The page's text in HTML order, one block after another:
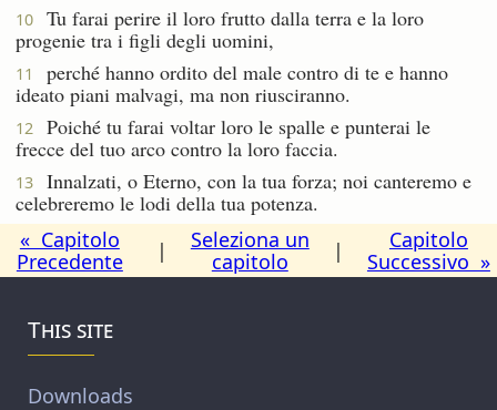
10
Tu farai perire il loro frutto dalla terra e la loro
progenie tra i figli degli uomini,
11
perché hanno ordito del male contro di te e hanno
ideato piani malvagi, ma non riusciranno.
12
Poiché tu farai voltar loro le spalle e punterai le
frecce del tuo arco contro la loro faccia.
13
Innalzati, o Eterno, con la tua forza; noi canteremo e
celebreremo le lodi della tua potenza.
« Capitolo
Precedente
|
Seleziona un
capitolo
|
Capitolo
Successivo »
This site
Downloads